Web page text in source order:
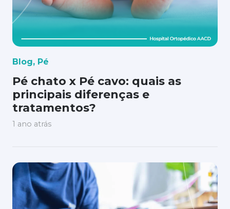
Blog, Pé
Pé chato x Pé cavo: quais as
principais diferenças e
tratamentos?
1 ano atrás